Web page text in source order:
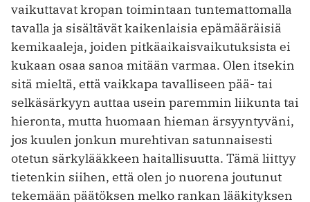
vaikuttavat kropan toimintaan tuntemattomalla
tavalla ja sisältävät kaikenlaisia epämääräisiä
kemikaaleja, joiden pitkäaikaisvaikutuksista ei
kukaan osaa sanoa mitään varmaa. Olen itsekin
sitä mieltä, että vaikkapa tavalliseen pää- tai
selkäsärkyyn auttaa usein paremmin liikunta tai
hieronta, mutta huomaan hieman ärsyyntyväni,
jos kuulen jonkun murehtivan satunnaisesti
otetun särkylääkkeen haitallisuutta. Tämä liittyy
tietenkin siihen, että olen jo nuorena joutunut
tekemään päätöksen melko rankan lääkityksen